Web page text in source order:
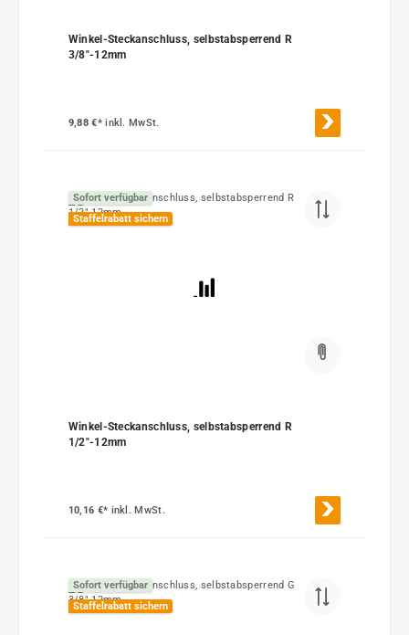
Winkel-Steckanschluss, selbstabsperrend R
3/8"-12mm
9,88 €*inkl. MwSt.
Sofort verfügbar
Staffelrabatt sichern
Winkel-Steckanschluss, selbstabsperrend R
1/2"-12mm
10,16 €* inkl. MwSt.
Sofort verfügbar
Staffelrabatt sichern